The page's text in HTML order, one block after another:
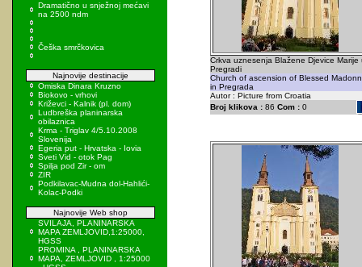
Dramatično u snježnoj mećavi
na 2500 ndm
Češka smrčkovica
Najnovije destinacije
Omiska Dinara Kruzno
Biokovo - vrhovi
Križevci - Kalnik (pl. dom)
Ludbreška planinarska
obilaznica
Krma - Triglav 4/5.10.2008
Slovenija
Egeria put - Hrvatska - Iovia
Sveti Vid - otok Pag
Spilja pod Zir - om
ZIR
Podkilavac-Mudna dol-Hahlići-
Kolac-Podki
Najnovije Web shop
SVILAJA, PLANINARSKA
MAPA ZEMLJOVID,1:25000,
HGSS
PROMINA , PLANINARSKA
MAPA, ZEMLJOVID , 1:25000
Crkva uznesenja Blažene Djevice Marije
Pregradi
Church of ascension of Blessed
in Pregrada
Autor : Picture from Croatia
Broj klikova :86 Com :0